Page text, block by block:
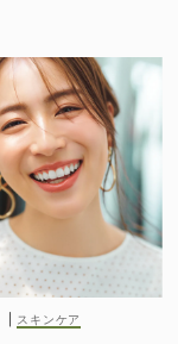
スキンケア